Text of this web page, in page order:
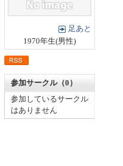
足あと
1970年生(男性)
参加サークル（0）
参加しているサークル
はありません